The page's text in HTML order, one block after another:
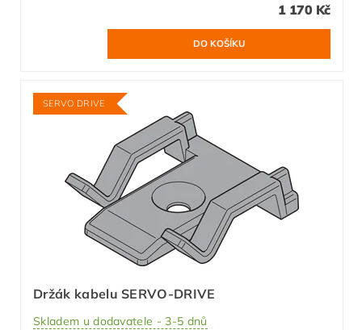
1 170 Kč
SERVO DRIVE
Držák kabelu SERVO-DRIVE
Skladem u dodavatele - 3-5 dnů